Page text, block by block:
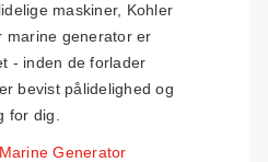
maskiner, Kohler
marine generator er
- inden de forlader
bevist pålidelighed og
for dig.
Generator